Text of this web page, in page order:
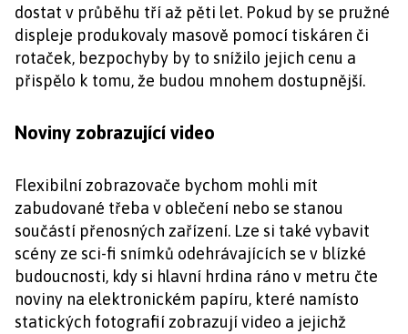
dostat v průběhu tří až pěti let. Pokud by se pružné
displeje produkovaly masově pomocí tiskáren či
rotaček, bezpochyby by to snížilo jejich cenu a
přispělo k tomu, že budou mnohem dostupnější.
Noviny zobrazující video
Flexibilní zobrazovače bychom mohli mít
zabudované třeba v oblečení nebo se stanou
součástí přenosných zařízení. Lze si také vybavit
scény ze sci-fi snímků odehrávajících se v blízké
budoucnosti, kdy si hlavní hrdina ráno v metru čte
noviny na elektronickém papíru, které namísto
statických fotografií zobrazují video a jejichž